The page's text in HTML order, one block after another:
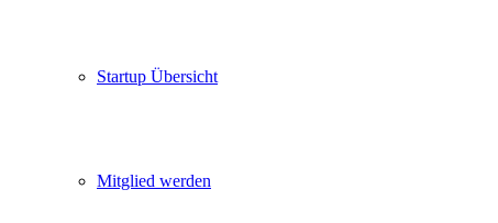
Startup Übersicht
Mitglied werden